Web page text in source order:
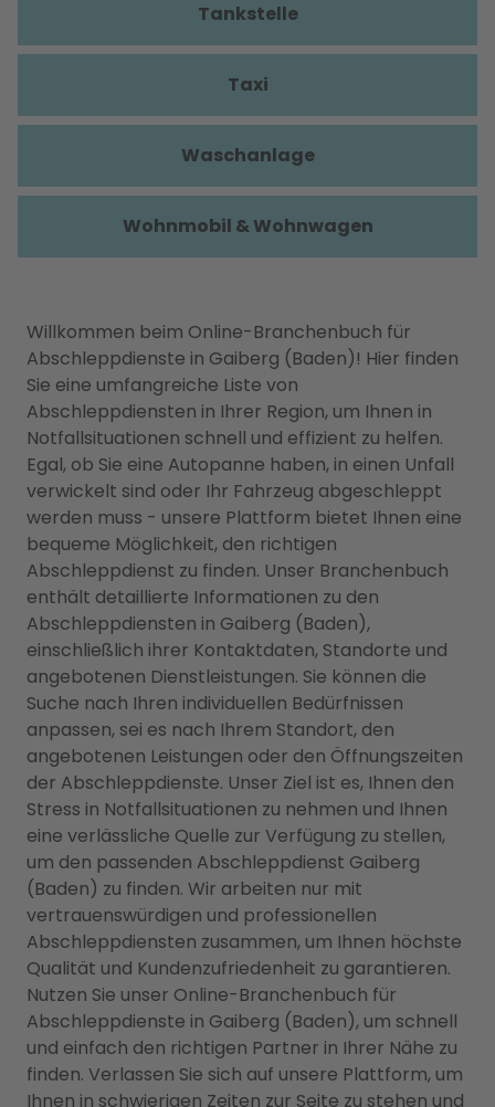
Willkommen beim Online-Branchenbuch für
Abschleppdienste in Gaiberg (Baden)! Hier finden
Sie eine umfangreiche Liste von
Abschleppdiensten in Ihrer Region, um Ihnen in
Notfallsituationen schnell und effizient zu helfen.
Egal, ob Sie eine Autopanne haben, in einen Unfall
verwickelt sind oder Ihr Fahrzeug abgeschleppt
werden muss - unsere Plattform bietet Ihnen eine
bequeme Möglichkeit, den richtigen
Abschleppdienst zu finden. Unser Branchenbuch
enthält detaillierte Informationen zu den
Abschleppdiensten in Gaiberg (Baden),
einschließlich ihrer Kontaktdaten, Standorte und
angebotenen Dienstleistungen. Sie können die
Suche nach Ihren individuellen Bedürfnissen
anpassen, sei es nach Ihrem Standort, den
angebotenen Leistungen oder den Öffnungszeiten
der Abschleppdienste. Unser Ziel ist es, Ihnen den
Stress in Notfallsituationen zu nehmen und Ihnen
eine verlässliche Quelle zur Verfügung zu stellen,
um den passenden Abschleppdienst Gaiberg
(Baden) zu finden. Wir arbeiten nur mit
vertrauenswürdigen und professionellen
Abschleppdiensten zusammen, um Ihnen höchste
Qualität und Kundenzufriedenheit zu garantieren.
Nutzen Sie unser Online-Branchenbuch für
Abschleppdienste in Gaiberg (Baden), um schnell
und einfach den richtigen Partner in Ihrer Nähe zu
finden. Verlassen Sie sich auf unsere Plattform, um
Ihnen in schwierigen Zeiten zur Seite zu stehen und
Tankstelle
Taxi
Waschanlage
Wohnmobil & Wohnwagen